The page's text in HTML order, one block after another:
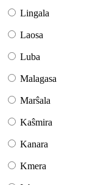
Lingala
Laosa
Luba
Malagasa
Marŝala
Kaŝmira
Kanara
Kmera